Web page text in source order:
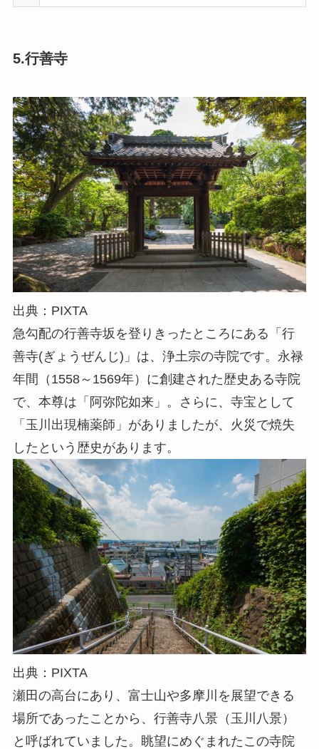
5.行善寺
出典：PIXTA
急勾配の行善寺坂を登りきったところにある「行
善寺(ぎょうぜんじ)」は、浄土宗の寺院です。永禄
年間（1558～1569年）に創建された歴史ある寺院
で、本尊は「阿弥陀如来」。さらに、寺宝として
「玉川出現楠薬師」がありましたが、火災で焼失
したという歴史があります。
出典：PIXTA
瀬田の高台にあり、富士山や多摩川を展望できる
場所であったことから、行善寺八景（玉川八景）
と呼ばれていました。眺望にめぐまれたこの寺院